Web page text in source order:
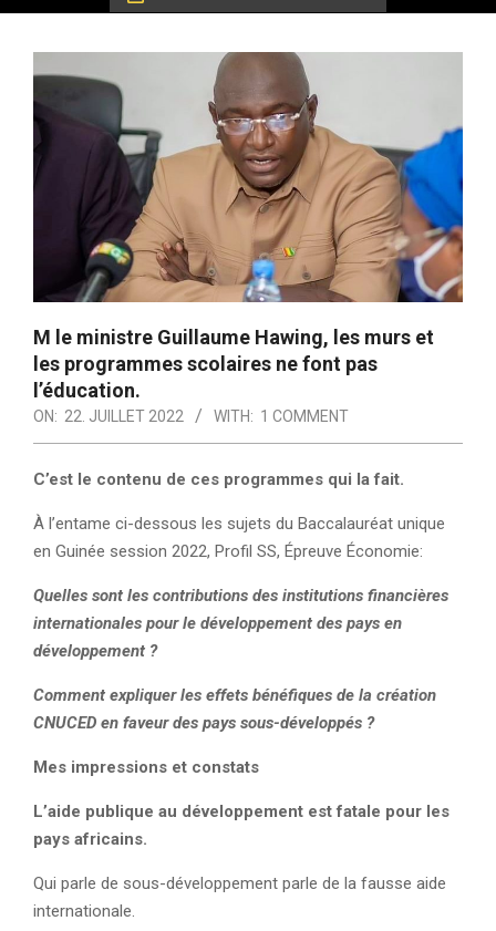
M le ministre Guillaume Hawing, les murs et
les programmes scolaires ne font pas
l’éducation.
ON: 22. JUILLET 2022 WITH: 1 COMMENT
C’est le contenu de ces programmes qui la fait.
À l’entame ci-dessous les sujets du Baccalauréat unique
en Guinée session 2022, Profil SS, Épreuve Économie:
Quelles sont les contributions des institutions financières
internationales pour le développement des pays en
développement ?
Comment expliquer les effets bénéfiques de la création
CNUCED en faveur des pays sous-développés ?
Mes impressions et constats
L’aide publique au développement est fatale pour les
pays africains.
Qui parle de sous-développement parle de la fausse aide
internationale.